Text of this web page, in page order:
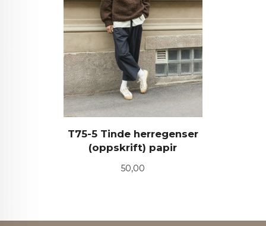
T75-5 Tinde herregenser
(oppskrift) papir
Pris
50,00